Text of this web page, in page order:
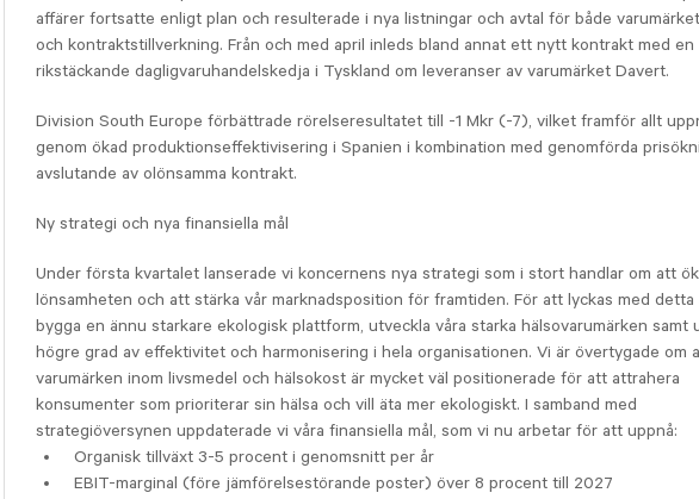
affärer fortsatte enligt plan och resulterade i nya listningar och avtal för både
och kontraktstillverkning. Från och med april inleds bland annat ett nytt kontrakt med en
rikstäckande dagligvaruhandelskedja i Tyskland om leveranser av varumärket Davert.
Division South Europe förbättrade rörelseresultatet till -1 Mkr (-7), vilket framför allt
genom ökad produktionseffektivisering i Spanien i kombination med genomförda
avslutande av olönsamma kontrakt.
Ny strategi och nya finansiella mål
Under första kvartalet lanserade vi koncernens nya strategi som i stort handlar om att
lönsamheten och att stärka vår marknadsposition för framtiden. För att lyckas med detta
bygga en ännu starkare ekologisk plattform, utveckla våra starka hälsovarumärken samt
högre grad av effektivitet och harmonisering i hela organisationen. Vi är övertygade om
varumärken inom livsmedel och hälsokost är mycket väl positionerade för att attrahera
konsumenter som prioriterar sin hälsa och vill äta mer ekologiskt. I samband med
strategiöversynen uppdaterade vi våra finansiella mål, som vi nu arbetar för att uppnå:
Organisk tillväxt 3-5 procent i genomsnitt per år
EBIT-marginal (före jämförelsestörande poster) över 8 procent till 2027